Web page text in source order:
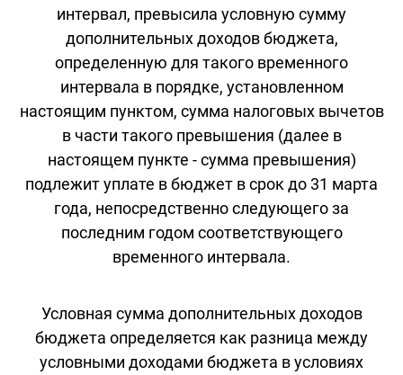
интервал, превысила условную сумму
дополнительных доходов бюджета,
определенную для такого временного
интервала в порядке, установленном
настоящим пунктом, сумма налоговых вычетов
в части такого превышения (далее в
настоящем пункте - сумма превышения)
подлежит уплате в бюджет в срок до 31 марта
года, непосредственно следующего за
последним годом соответствующего
временного интервала.
Условная сумма дополнительных доходов
бюджета определяется как разница между
условными доходами бюджета в условиях